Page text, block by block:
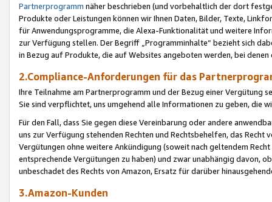
Partnerprogramm näher beschrieben (und vorbehaltlich der dort
Produkte oder Leistungen können wir Ihnen Daten, Bilder, Texte,
für Anwendungsprogramme, die Alexa-Funktionalität und weitere
zur Verfügung stellen. Der Begriff „Programminhalte“ bezieht sich
in Bezug auf Produkte, die auf Websites angeboten werden, bei
2.Compliance-Anforderungen für das
Ihre Teilnahme am Partnerprogramm und der Bezug einer Vergütung
Sie sind verpflichtet, uns umgehend alle Informationen zu geben, die
Für den Fall, dass Sie gegen diese Vereinbarung oder andere
uns zur Verfügung stehenden Rechten und Rechtsbehelfen, das
Vergütungen ohne weitere Ankündigung (soweit nach geltendem
entsprechende Vergütungen zu haben) und zwar unabhängig davon,
unbeschadet des Rechts von Amazon, Ersatz für darüber
3.Amazon-Kunden